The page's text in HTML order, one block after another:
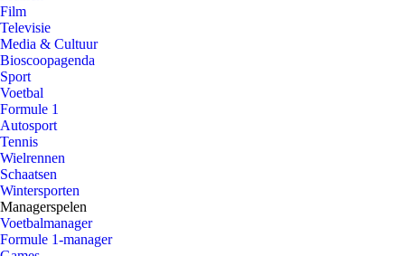
Film
Televisie
Media & Cultuur
Bioscoopagenda
Sport
Voetbal
Formule 1
Autosport
Tennis
Wielrennen
Schaatsen
Wintersporten
Managerspelen
Voetbalmanager
Formule 1-manager